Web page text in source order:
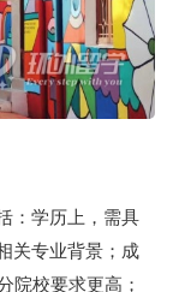
：学历上，需具
关专业背景；成
院校要求更高；